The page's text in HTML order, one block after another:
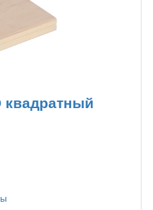
квадратный